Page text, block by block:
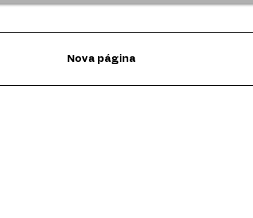
Nova página